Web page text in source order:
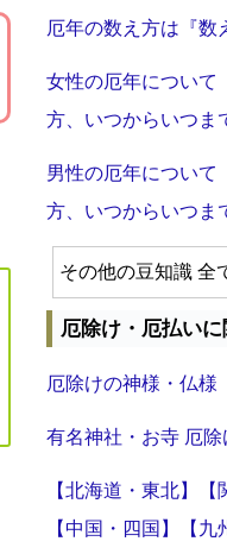
厄年の数え方は『数
女性の厄年について
方、いつからいつま
男性の厄年について
方、いつからいつま
その他の豆知識 全
厄除け・厄払い
厄除けの神様・仏様
有名神社・お寺 厄
【北海道・東北】 【
【中国・四国】
【九